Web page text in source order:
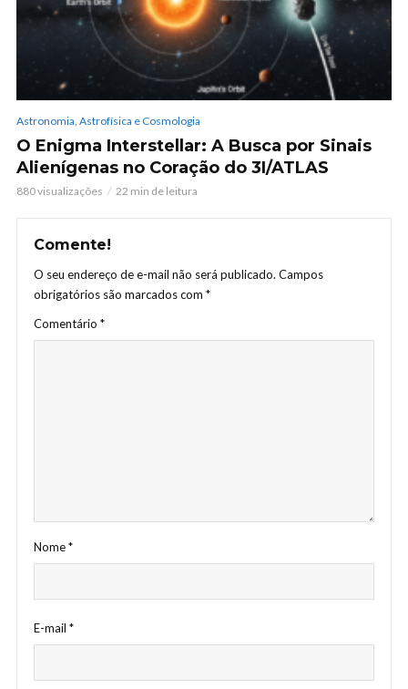
Astronomia, Astrofísica e Cosmologia
O Enigma Interstellar: A Busca por Sinais
Alienígenas no Coração do 3I/ATLAS
880 visualizações 22 min de leitura
Comente!
O seu endereço de e-mail não será publicado. Campos
obrigatórios são marcados com *
Comentário *
Nome*
E-mail *